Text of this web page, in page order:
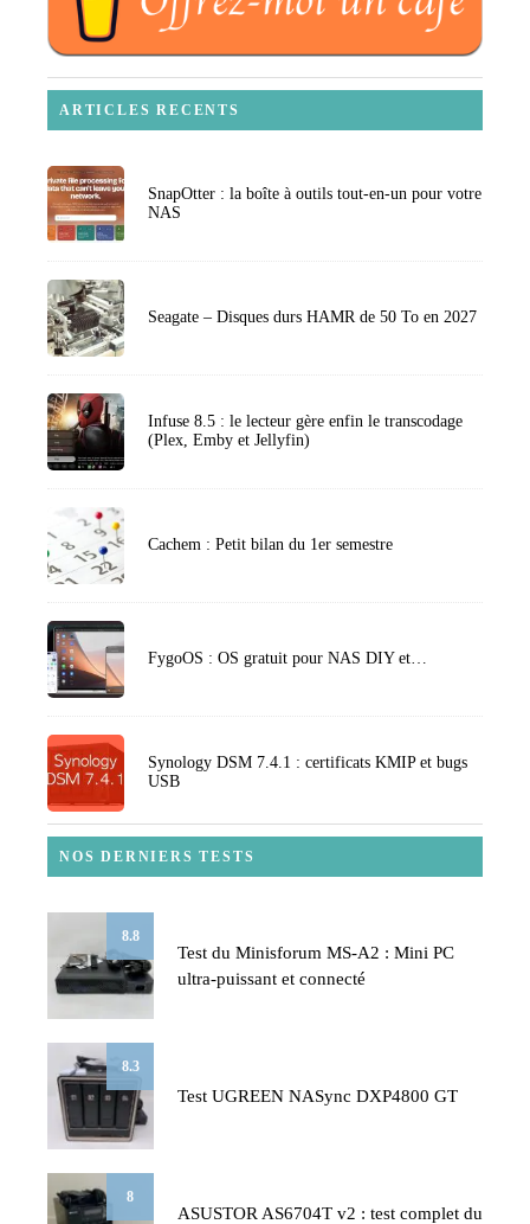
ARTICLES RECENTS
SnapOtter : la boîte à outils tout-en-un pour votre
NAS
Seagate – Disques durs HAMR de 50 To en 2027
Infuse 8.5 : le lecteur gère enfin le transcodage
(Plex, Emby et Jellyfin)
Cachem : Petit bilan du 1er semestre
FygoOS : OS gratuit pour NAS DIY et…
Synology DSM 7.4.1 : certificats KMIP et bugs
USB
NOS DERNIERS TESTS
8.8
Test du Minisforum MS-A2 : Mini PC
ultra-puissant et connecté
8.3
Test UGREEN NASync DXP4800 GT
8
ASUSTOR AS6704T v2 : test complet du